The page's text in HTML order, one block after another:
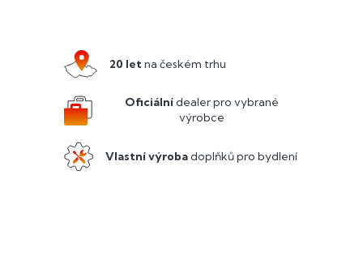
20 letna českém trhu
Oficiálnídealer pro vybrané
výrobce
Vlastní výrobadoplňků pro bydlení